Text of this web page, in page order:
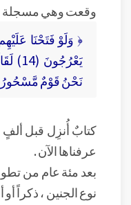
وقعت وهي مسجلة ،
﴿ وَلَوْ فَتَحْنَا
نَحْنُ قَوْمٌ مَّسْحُورُونَ
كتابٌ أُنزِل قبل ألفٍ
عرفناها الآن .
بعد مئة عام من
نوع الجنين ، ذكراً